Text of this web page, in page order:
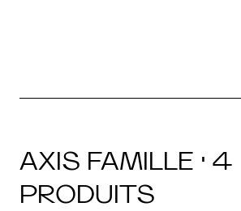
AXIS FAMILLE · 4
PRODUITS